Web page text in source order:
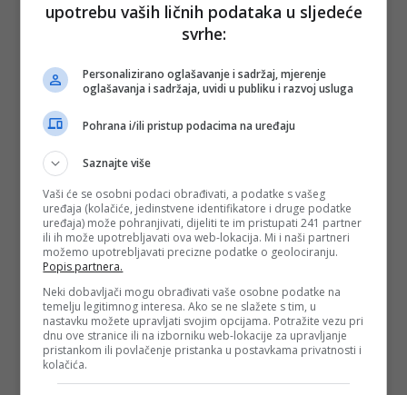
upotrebu vaših ličnih podataka u sljedeće
svrhe:
Personalizirano oglašavanje i sadržaj, mjerenje
oglašavanja i sadržaja, uvidi u publiku i razvoj usluga
Pohrana i/ili pristup podacima na uređaju
Saznajte više
Vaši će se osobni podaci obrađivati, a podatke s vašeg
uređaja (kolačiće, jedinstvene identifikatore i druge podatke
uređaja) može pohranjivati, dijeliti te im pristupati 241 partner
ili ih može upotrebljavati ova web-lokacija. Mi i naši partneri
možemo upotrebljavati precizne podatke o geolociranju.
Popis partnera.
Neki dobavljači mogu obrađivati vaše osobne podatke na
temelju legitimnog interesa. Ako se ne slažete s tim, u
nastavku možete upravljati svojim opcijama. Potražite vezu pri
dnu ove stranice ili na izborniku web-lokacije za upravljanje
pristankom ili povlačenje pristanka u postavkama privatnosti i
kolačića.